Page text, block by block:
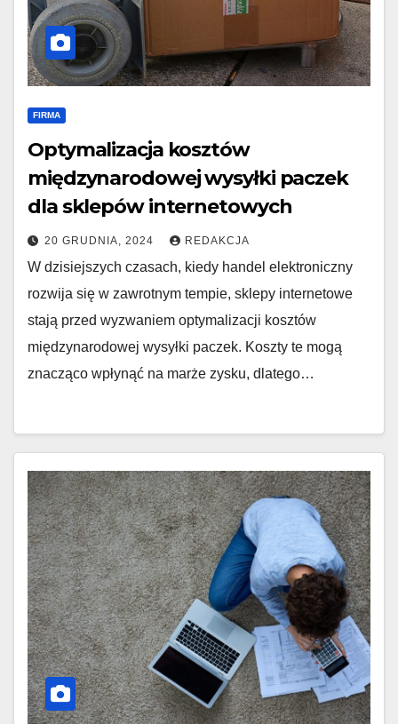
FIRMA
Optymalizacja kosztów
międzynarodowej wysyłki paczek
dla sklepów internetowych
20 GRUDNIA, 2024 REDAKCJA
W dzisiejszych czasach, kiedy handel elektroniczny
rozwija się w zawrotnym tempie, sklepy internetowe
stają przed wyzwaniem optymalizacji kosztów
międzynarodowej wysyłki paczek. Koszty te mogą
znacząco wpłynąć na marże zysku, dlatego…